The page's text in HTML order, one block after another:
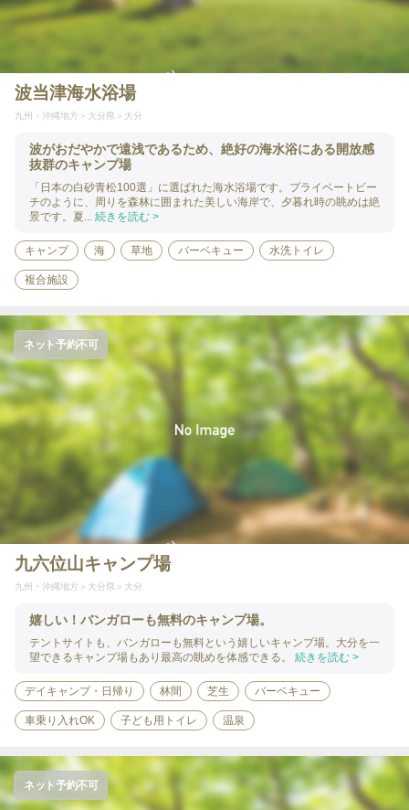
波当津海水浴場
九州・沖縄地方 大分県 大分
波がおだやかで遠浅であるため、絶好の海水浴にある開放感
抜群のキャンプ場
「日本の白砂青松100選」に選ばれた海水浴場です。プライベートビー
チのように、周りを森林に囲まれた美しい海岸で、夕暮れ時の眺めは絶
景です。夏... 続きを読む >
キャンプ 海 草地 バーベキュー 水洗トイレ
複合施設
ネット予約不可
九六位山キャンプ場
九州・沖縄地方 大分県 大分
嬉しい！バンガローも無料のキャンプ場。
テントサイトも、バンガローも無料という嬉しいキャンプ場。大分を一
望できるキャンプ場もあり最高の眺めを体感できる。
続きを読む >
デイキャンプ・日帰り 林間 芝生 バーベキュー
車乗り入れOK 子ども用トイレ 温泉
ネット予約不可